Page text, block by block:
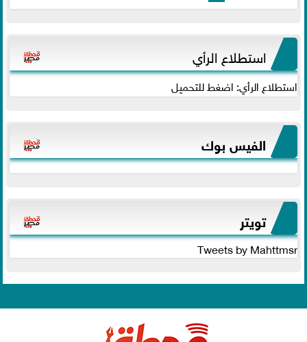
استطلاع الرأي
استطلاع الرأي: اضغط للتحميل
الفيس بوك
تويتر
Tweets by Mahttmsr